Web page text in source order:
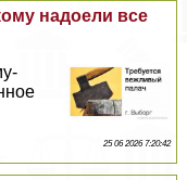
надоели все
25 06 2026 7:20:42